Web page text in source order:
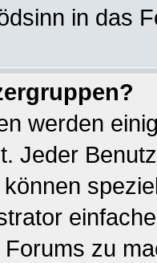
in das
werden
Jeder
zu